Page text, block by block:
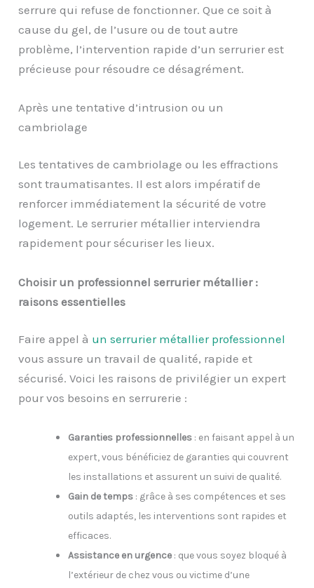
serrure qui refuse de fonctionner. Que ce soit à
cause du gel, de l’usure ou de tout autre
problème, l’intervention rapide d’un serrurier est
précieuse pour résoudre ce désagrément.
Après une tentative d’intrusion ou un
cambriolage
Les tentatives de cambriolage ou les effractions
sont traumatisantes. Il est alors impératif de
renforcer immédiatement la sécurité de votre
logement. Le serrurier métallier interviendra
rapidement pour sécuriser les lieux.
Choisir un professionnel serrurier métallier :
raisons essentielles
Faire appel à un serrurier métallier professionnel
vous assure un travail de qualité, rapide et
sécurisé. Voici les raisons de privilégier un expert
pour vos besoins en serrurerie :
Garanties professionnelles : en faisant appel à un
expert, vous bénéficiez de garanties qui couvrent
les installations et assurent un suivi de qualité.
Gain de temps : grâce à ses compétences et ses
outils adaptés, les interventions sont rapides et
efficaces.
Assistance en urgence : que vous soyez bloqué à
l’extérieur de chez vous ou victime d’une